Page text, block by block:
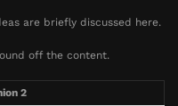
are briefly discussed here.
off the content.
2